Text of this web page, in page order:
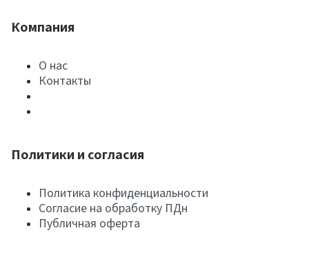
Компания
О нас
Контакты
Политики и согласия
Политика конфиденциальности
Согласие на обработку ПДн
Публичная оферта